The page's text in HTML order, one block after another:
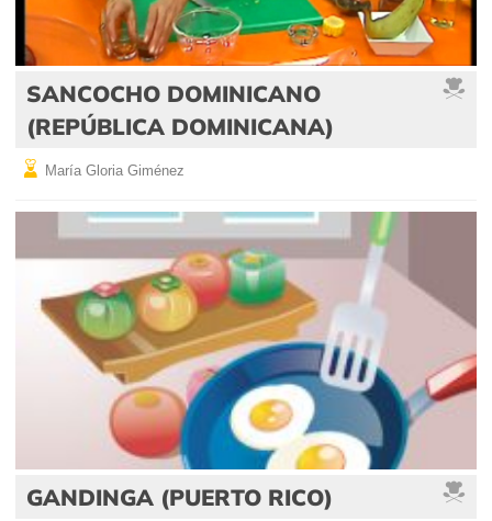
SANCOCHO DOMINICANO
(REPÚBLICA DOMINICANA)
María Gloria Giménez
GANDINGA (PUERTO RICO)